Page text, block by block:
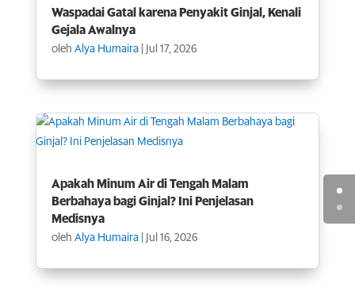
Waspadai Gatal karena Penyakit Ginjal, Kenali
Gejala Awalnya
oleh Alya Humaira| Jul 17, 2026
Apakah Minum Air di Tengah Malam
Berbahaya bagi Ginjal? Ini Penjelasan
Medisnya
oleh Alya Humaira| Jul 16, 2026